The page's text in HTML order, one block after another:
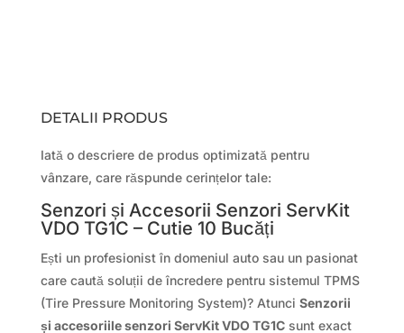
DETALII PRODUS
Iată o descriere de produs optimizată pentru
vânzare, care răspunde cerințelor tale:
Senzori și Accesorii Senzori ServKit
VDO TG1C – Cutie 10 Bucăți
Ești un profesionist în domeniul auto sau un pasionat
care caută soluții de încredere pentru sistemul TPMS
(Tire Pressure Monitoring System)? Atunci Senzorii
și accesoriile senzori ServKit VDO TG1Csunt exact